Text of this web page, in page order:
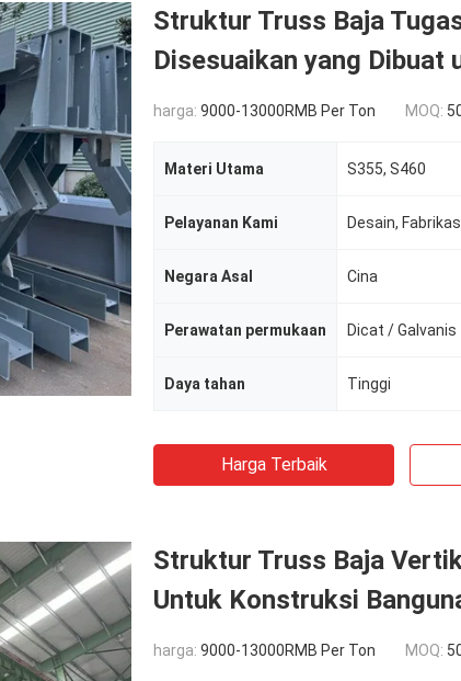
Struktur Truss Baja
Disesuaikan yang Dibuat
harga: 9000-13000RMB Per Ton MOQ:
Materi Utama S355, S460
Pelayanan Kami Desain,
Negara Asal Cina
Perawatan permukaan Dicat / Galvanis
Daya tahan Tinggi
Harga Terbaik
Struktur Truss Baja
Untuk Konstruksi
harga: 9000-13000RMB Per Ton MOQ: